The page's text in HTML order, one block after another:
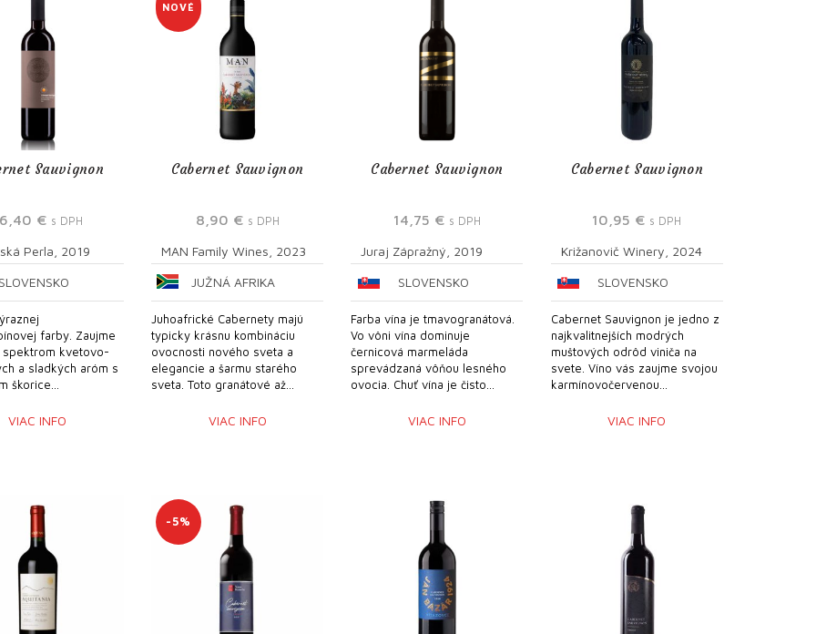
Sauvignon
€ s DPH
Perla, 2019
SLOVENSKO
farby. Zaujme
spektrom kvetovo-
a sladkých aróm s
škorice...
VIAC INFO
NOVÉ
Cabernet Sauvignon
8,90 € s DPH
MAN Family Wines, 2023
JUŽNÁ AFRIKA
Juhoafrické Cabernety majú
typicky krásnu kombináciu
ovocnosti nového sveta a
elegancie a šarmu starého
sveta. Toto granátové až...
VIAC INFO
Cabernet Sauvignon
14,75 € s DPH
Juraj Zápražný, 2019
SLOVENSKO
Farba vína je tmavogranátová.
Vo vôni vína dominuje
černicová marmeláda
sprevádzaná vôňou lesného
ovocia. Chuť vína je čisto...
VIAC INFO
Cabernet Sauvignon
10,95 € s DPH
Križanovič Winery, 2024
SLOVENSKO
Cabernet Sauvignon je jedno z
najkvalitnejších modrých
muštových odrôd viniča na
svete. Víno vás zaujme svojou
karmínovočervenou...
VIAC INFO
-5%